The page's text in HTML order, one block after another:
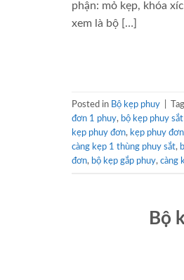
phận: mỏ kẹp, khóa
xem là bộ […]
Posted in Bộ kẹp phuy
đơn 1 phuy, bộ kẹp phuy
kẹp phuy đơn, kẹp phuy
càng kẹp 1 thùng phuy sắt,
đơn, bộ kẹp gắp phuy, càng
Bộ